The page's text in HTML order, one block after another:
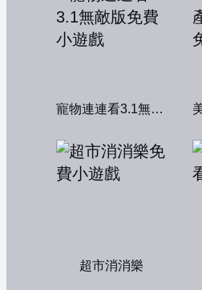
寵物連連看3.1無敵版
超市消消樂